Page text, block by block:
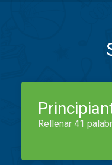
Rellenar 41